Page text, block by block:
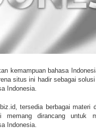
kemampuan bahasa
situs ini hadir sebagai
Indonesia.
tersedia berbagai materi
dirancang untuk
Indonesia.